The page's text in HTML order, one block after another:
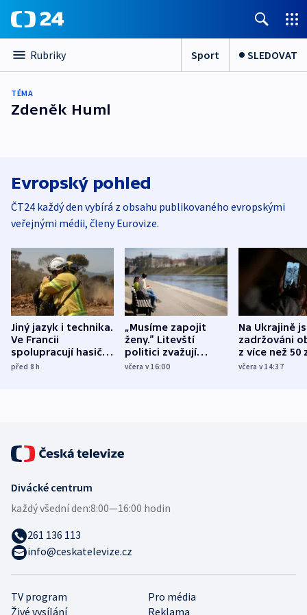
Rubriky Sport SLEDOVAT
TÉMA
Zdeněk Huml
Evropský pohled
ČT24 každý den vybírá z obsahu publikovaného evropskými
veřejnými médii, členy Eurovize.
Jiný jazyk i technika.
Ve Francii
spolupracují hasiči z
různých zemí
před 8h
„Musíme zapojit
ženy.“ Litevští
politici zvažují
dohodu o
včera v 16:00
Na Ukrajině
zadržováni
z více než 50
Bojovali na
včera v 14:37
TV program
Pro média
Živé vysílání
Reklama
Divácké centrum
každý všední den:8:00—16:00 hodin
261 136 113
info@ceskatelevize.cz